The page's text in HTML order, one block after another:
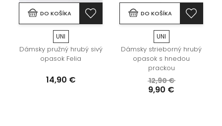
DO KOŠÍKA
UNI
Dámsky pružný hrubý sivý
opasok Felia
14,90 €
DO KOŠÍKA
UNI
Dámsky strieborný hrubý
opasok s hnedou
prackou
12,90 €
9,90 €